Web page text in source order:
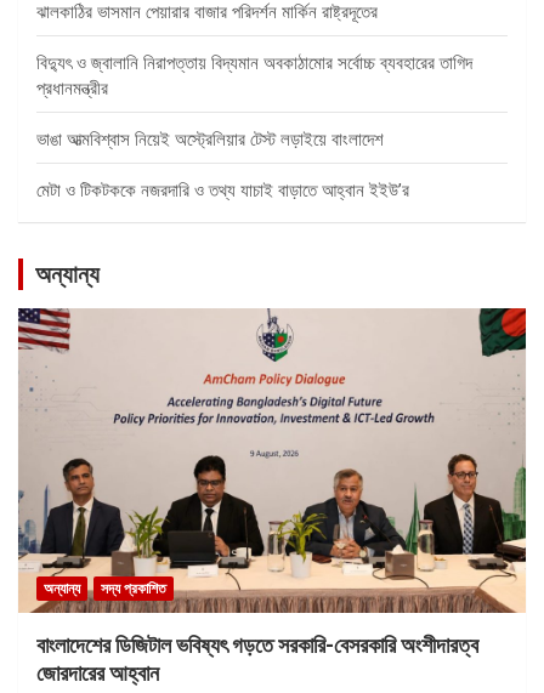
ঝালকাঠির ভাসমান পেয়ারার বাজার পরিদর্শন মার্কিন রাষ্ট্রদূতের
বিদ্যুৎ ও জ্বালানি নিরাপত্তায় বিদ্যমান অবকাঠামোর সর্বোচ্চ ব্যবহারের তাগিদ
প্রধানমন্ত্রীর
ভাঙা আত্মবিশ্বাস নিয়েই অস্ট্রেলিয়ার টেস্ট লড়াইয়ে বাংলাদেশ
মেটা ও টিকটককে নজরদারি ও তথ্য যাচাই বাড়াতে আহ্বান ইইউ’র
অন্যান্য
অন্যান্য সদ্য প্রকাশিত
বাংলাদেশের ডিজিটাল ভবিষ্যৎ গড়তে সরকারি-বেসরকারি অংশীদারত্ব
জোরদারের আহ্বান